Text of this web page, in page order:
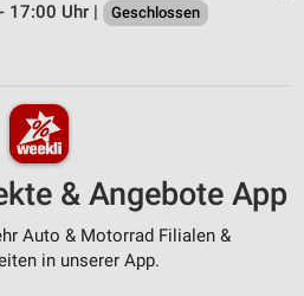
17:00 Uhr |
Geschlossen
& Angebote App
Auto & Motorrad Filialen &
in unserer App.